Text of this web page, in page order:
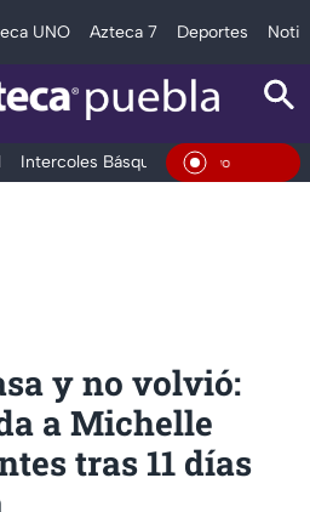
UNO Azteca 7 Deportes
Intercoles Básquetbol DeportesEn Vivo
y no volvió:
a Michelle
tras 11 días